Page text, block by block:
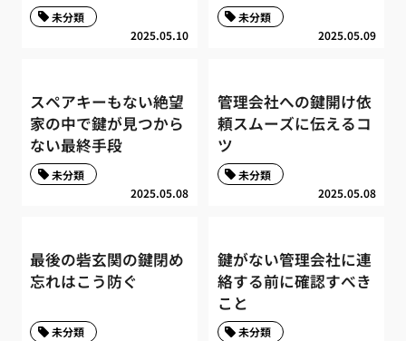
2025.05.10
未分類
2025.05.09
未分類
スペアキーもない絶望
家の中で鍵が見つから
ない最終手段
2025.05.08
未分類
管理会社への鍵開け依
頼スムーズに伝えるコ
ツ
2025.05.08
未分類
最後の砦玄関の鍵閉め
忘れはこう防ぐ
未分類
鍵がない管理会社に連
絡する前に確認すべき
こと
未分類